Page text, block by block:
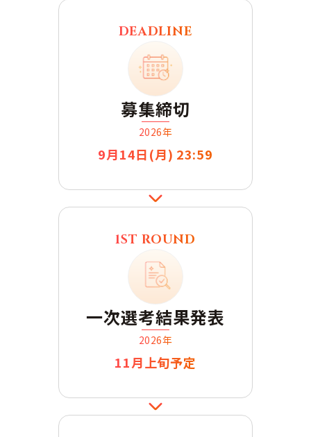
DEADLINE
募集締切
2026年
9月14日(月) 23:59
1ST ROUND
一次選考結果発表
2026年
11月上旬予定